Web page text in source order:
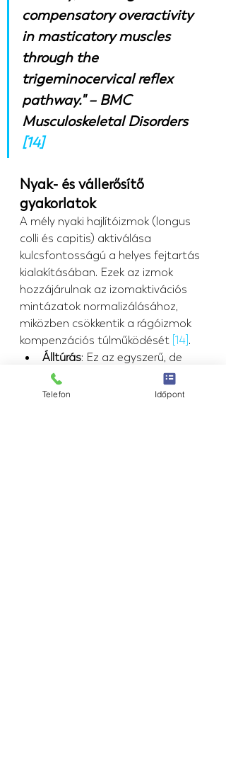
compensatory overactivity
in masticatory muscles
through the
trigeminocervical reflex
pathway." – BMC
Musculoskeletal Disorders
[14]
Nyak- és vállerősítő
gyakorlatok
A mély nyaki hajlítóizmok (longus
colli és capitis) aktiválása
kulcsfontosságú a helyes fejtartás
kialakításában. Ezek az izmok
hozzájárulnak az izomaktivációs
mintázatok normalizálásához,
miközben csökkentik a rágóizmok
kompenzációs túlműködését [14] .
Álltúrás: Ez az egyszerű, de
hatékony gyakorlat a mély
nyaki stabilizátorokat célozza
Telefon Időpont